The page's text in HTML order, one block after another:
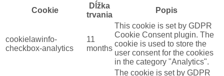
Cookie
Dĺžka
trvania
Popis
cookielawinfo-
checkbox-analytics
11
months
This cookie is set by GDPR
Cookie Consent plugin. The
cookie is used to store the
user consent for the cookies
in the category "Analytics".
The cookie is set by GDPR